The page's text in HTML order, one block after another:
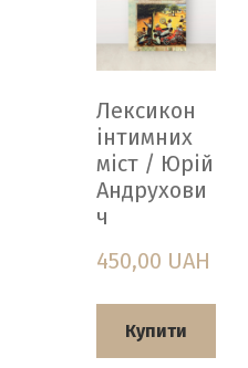
Лексикон
інтимних
міст / Юрій
Андрухови
ч
450,00 UAH
Купити